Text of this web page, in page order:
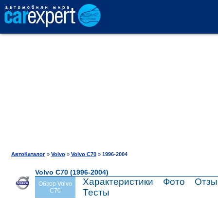
ПРОДАЖА
АвтоКаталог» Volvo» Volvo C70» 1996-2004
Volvo C70 (1996-2004)
Обзор Volvo
C70
Характеристики Фото
Тесты